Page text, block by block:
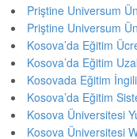
Priştine Universum
Priştine Universum
Kosova’da Eğitim
Kosova’da Eğitim
Kosovada Eğitim
Kosova’da Eğitim
Kosova Üniversitesi
Kosova Üniversitesi